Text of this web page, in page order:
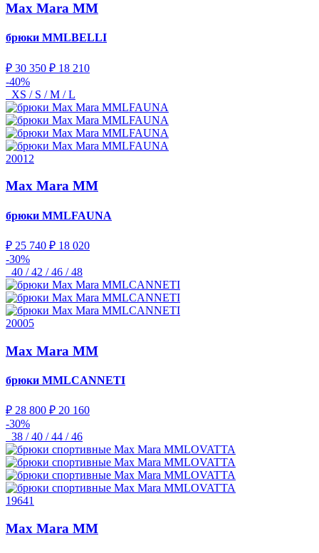
Max Mara MM
брюки MMLBELLI
₽ 30 350 ₽ 18 210
-40%
XS / S / M / L
20012
Max Mara MM
брюки MMLFAUNA
₽ 25 740 ₽ 18 020
-30%
40 / 42 / 46 / 48
20005
Max Mara MM
брюки MMLCANNETI
₽ 28 800 ₽ 20 160
-30%
38 / 40 / 44 / 46
19641
Max Mara MM